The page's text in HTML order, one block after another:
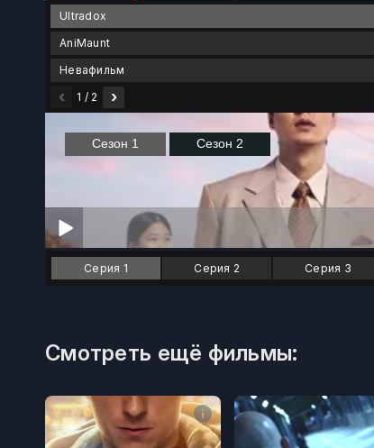
Ultradox
AniMaunt
Невафильм
‹ 1 / 2 ›
Серия 1 Серия 2 Серия 3
Смотреть ещё фильмы: